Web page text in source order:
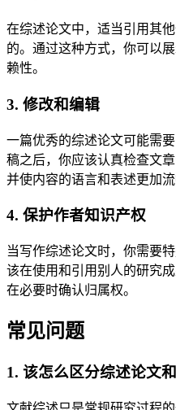
在综述论文中，适当引用其
的。通过这种方式，你可以
赖性。
3. 修改和编辑
一篇优秀的综述论文可能需
稿之后，你应该认真检查文
并使内容的语言和表述更加流
4. 保护作者知识产权
当写作综述论文时，你需要
该在使用和引用别人的研究
在必要时确认归属权。
常见问题
1. 该怎么区分综述论文